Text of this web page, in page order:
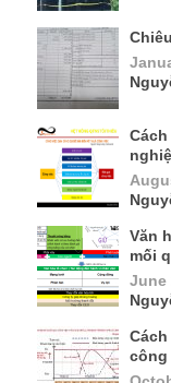
Văn
mối
June
công